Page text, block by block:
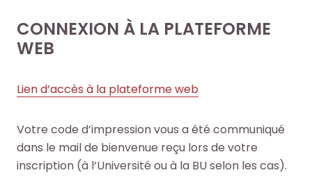
CONNEXION À LA PLATEFORME
WEB
Lien d’accès à la plateforme web
Votre code d’impression vous a été communiqué
dans le mail de bienvenue reçu lors de votre
inscription (à l’Université ou à la BU selon les cas).